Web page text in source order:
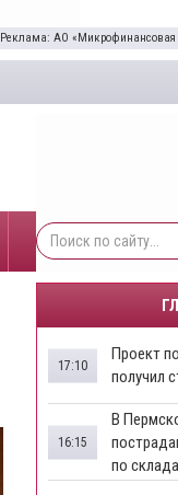
Реклама: АО «Микрофинансовая
​Проект
получил
17:10
​В
по
16:15